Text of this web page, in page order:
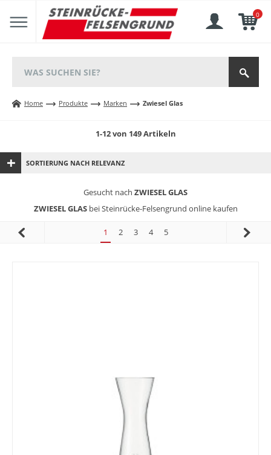
0
Home Produkte Marken Zwiesel Glas
1-12 von 149 Artikeln
SORTIERUNG NACH RELEVANZ
Gesucht nach ZWIESEL GLAS
ZWIESEL GLAS bei Steinrücke-Felsengrund online kaufen
1 2 3 4 5